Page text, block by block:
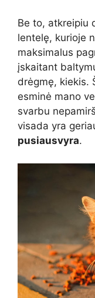
Be to, atkreipiu
lentelę, kurioje
maksimalus
įskaitant
drėgmę, kiekis.
esminė mano
svarbu
visada yra
pusiausvyra.